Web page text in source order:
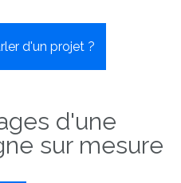
d'un projet ?
d'une
sur mesure